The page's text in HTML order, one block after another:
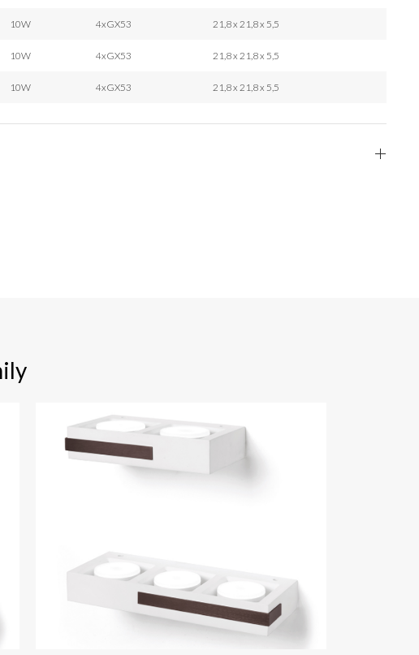
10W 4xGX53 21,8 x 21,8 x 5,5
10W 4xGX53 21,8 x 21,8 x 5,5
10W 4xGX53 21,8 x 21,8 x 5,5